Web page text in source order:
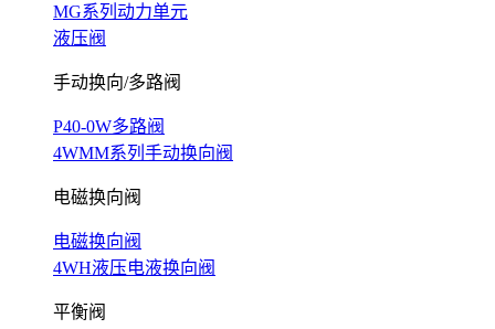
MG系列动力单元
液压阀
手动换向/多路阀
P40-0W多路阀
4WMM系列手动换向阀
电磁换向阀
电磁换向阀
4WH液压电液换向阀
平衡阀